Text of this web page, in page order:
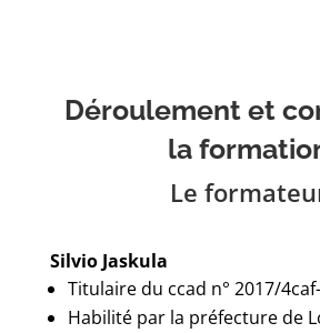
Déroulement et
la
Le
Silvio Jaskula
Titulaire du ccad n° 2017/
Habilité par la préfecture de